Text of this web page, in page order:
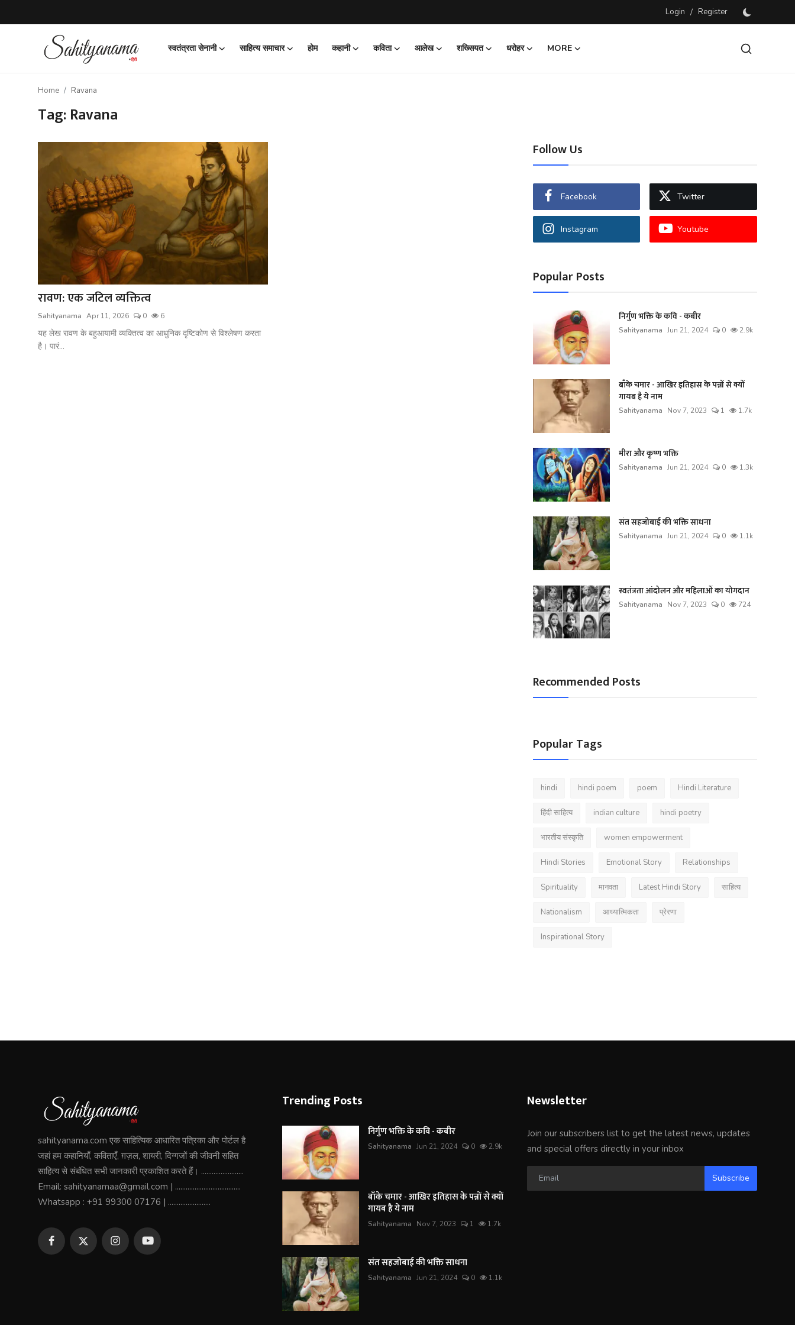
Login / Register
स्वतंत्रता सेनानी साहित्य समाचार होम कहानी कविता आलेख शख्सियत धरोहर
MORE
Register
यात्रावृत्तांत
Home Ravana
Tag: Ravana
रावण: एक जटिल व्यक्तित्व
Sahityanama Apr 11, 2026 0 6
यह लेख रावण के बहुआयामी व्यक्तित्व का आधुनिक दृष्टिकोण से विश्लेषण करता
है। पारं...
Follow Us
Facebook Twitter
Instagram Youtube
Popular Posts
निर्गुण भक्ति के कवि - कबीर
Sahityanama Jun 21, 2024 0 2.9k
बाँके चमार - आखिर इतिहास के पन्नों से क्यों
गायब है ये नाम
Sahityanama Nov 7, 2023 1 1.7k
मीरा और कृष्ण भक्ति
Sahityanama Jun 21, 2024 0 1.3k
संत सहजोबाई की भक्ति साधना
Sahityanama Jun 21, 2024 0 1.1k
स्वतंत्रता आंदोलन और महिलाओं का योगदान
Sahityanama Nov 7, 2023 0 724
Recommended Posts
Popular Tags
hindi hindi poem poem Hindi Literature
हिंदी साहित्य indian culture hindi poetry
भारतीय संस्कृति women empowerment
Hindi Stories Emotional Story Relationships
Spirituality मानवता Latest Hindi Story साहित्य
Nationalism आध्यात्मिकता प्रेरणा
Inspirational Story
sahityanama.com एक साहित्यिक आधारित पत्रिका और पोर्टल है
जहां हम कहानियाँ, कविताएँ, ग़ज़ल, शायरी, दिग्गजों की जीवनी सहित
साहित्य से संबंधित सभी जानकारी प्रकाशित करते हैं। ........................
Email: sahityanamaa@gmail.com | .....................................
Whatsapp : +91 99300 07176 | ........................
Trending Posts
निर्गुण भक्ति के कवि - कबीर
Sahityanama Jun 21, 2024 0 2.9k
बाँके चमार - आखिर इतिहास के पन्नों से क्यों
गायब है ये नाम
Sahityanama Nov 7, 2023 1 1.7k
संत सहजोबाई की भक्ति साधना
Sahityanama Jun 21, 2024 0 1.1k
Newsletter
Join our subscribers list to get the latest news, updates
and special offers directly in your inbox
Subscribe